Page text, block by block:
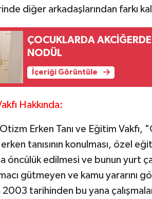
diğer arkadaşlarından farkı
ÇOCUKLARDA
NODÜL
İçeriği Görüntüle
Hakkında:
Erken Tanı ve Eğitim
tanısının konulması, özel
öncülük edilmesi ve bunun yurt
gütmeyen ve kamu yararını
tarihinden bu yana